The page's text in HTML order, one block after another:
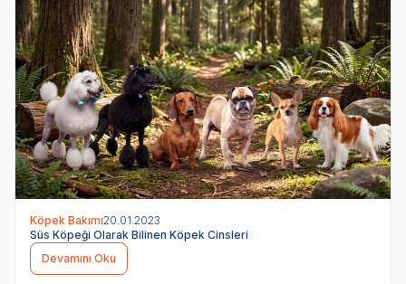
Köpek Bakımı20.01.2023
Süs Köpeği Olarak Bilinen Köpek Cinsleri
Devamını Oku